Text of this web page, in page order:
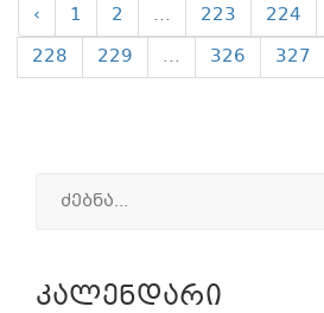
‹ 1 2 ... 223 224
228
229 ... 326 327
Კალენდარი